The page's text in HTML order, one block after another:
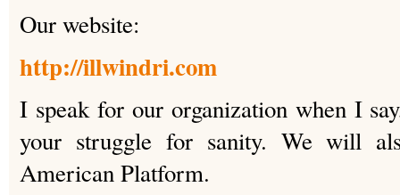
Our website:
http://illwindri.com
I speak for our organization when I
your struggle for sanity. We will
American Platform.